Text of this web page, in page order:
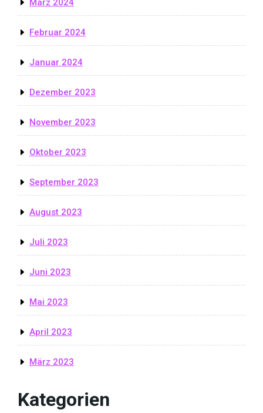
Februar 2024
Januar 2024
Dezember 2023
November 2023
Oktober 2023
September 2023
August 2023
Juli 2023
Juni 2023
Mai 2023
April 2023
März 2023
Kategorien